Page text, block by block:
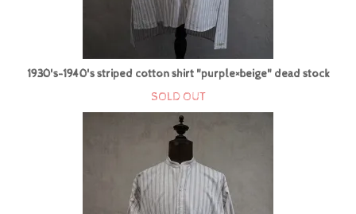
1930's-1940's striped cotton shirt "purple×beige" dead stock
SOLD OUT